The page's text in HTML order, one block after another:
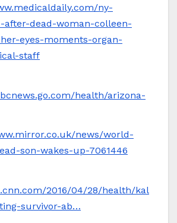
ny-
after-dead-woman-colleen-
eyes-moments-organ-
staff
health/arizona-
news/world-
son-wakes-up-7061446
2016/04/28/health/kal
survivor-ab…